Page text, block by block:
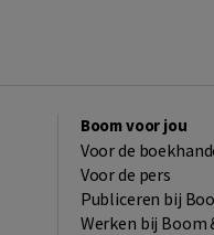
Boom voor jou
Voor de
Voor de pers
Publiceren bij
Werken bij Boom